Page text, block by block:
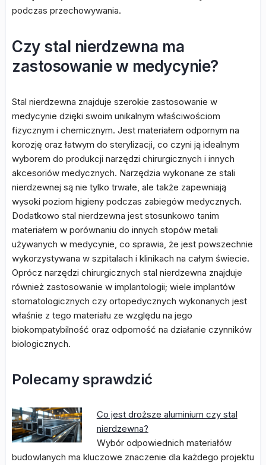
podczas przechowywania.
Czy stal nierdzewna ma
zastosowanie w medycynie?
Stal nierdzewna znajduje szerokie zastosowanie w
medycynie dzięki swoim unikalnym właściwościom
fizycznym i chemicznym. Jest materiałem odpornym na
korozję oraz łatwym do sterylizacji, co czyni ją idealnym
wyborem do produkcji narzędzi chirurgicznych i innych
akcesoriów medycznych. Narzędzia wykonane ze stali
nierdzewnej są nie tylko trwałe, ale także zapewniają
wysoki poziom higieny podczas zabiegów medycznych.
Dodatkowo stal nierdzewna jest stosunkowo tanim
materiałem w porównaniu do innych stopów metali
używanych w medycynie, co sprawia, że jest powszechnie
wykorzystywana w szpitalach i klinikach na całym świecie.
Oprócz narzędzi chirurgicznych stal nierdzewna znajduje
również zastosowanie w implantologii; wiele implantów
stomatologicznych czy ortopedycznych wykonanych jest
właśnie z tego materiału ze względu na jego
biokompatybilność oraz odporność na działanie czynników
biologicznych.
Polecamy sprawdzić
Co jest droższe aluminium czy stal
nierdzewna?
Wybór odpowiednich materiałów
budowlanych ma kluczowe znaczenie dla każdego projektu